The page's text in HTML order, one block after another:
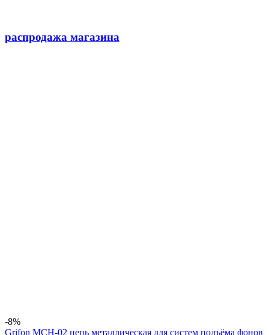
распродажа магазина
-8%
Grifon MCH-02 цепь металлическая для систем подъёма фонов